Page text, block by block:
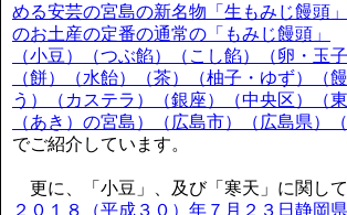
める安芸の宮島の新名物「生もみじ饅頭
のお土産の定番の通常の「もみじ饅頭」
（小豆）（つぶ餡）（こし餡）（卵・玉
（餅）（水飴）（茶）（柚子・ゆず）（
う）（カステラ）（銀座）（中央区）（
（あき）の宮島）（広島市）（広島県）
でご紹介しています。
更に、「小豆」、及び「寒天」に関して
２０１８（平成３０）年７月２３日静岡